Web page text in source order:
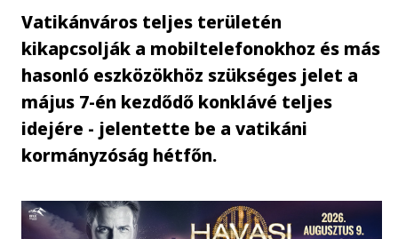
Vatikánváros teljes területén
kikapcsolják a mobiltelefonokhoz és más
hasonló eszközökhöz szükséges jelet a
május 7-én kezdődő konklávé teljes
idejére - jelentette be a vatikáni
kormányzóság hétfőn.